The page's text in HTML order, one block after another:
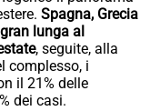
Spagna, Grecia
lunga al
, seguite, alla
complesso, i
il 21% delle
dei casi.